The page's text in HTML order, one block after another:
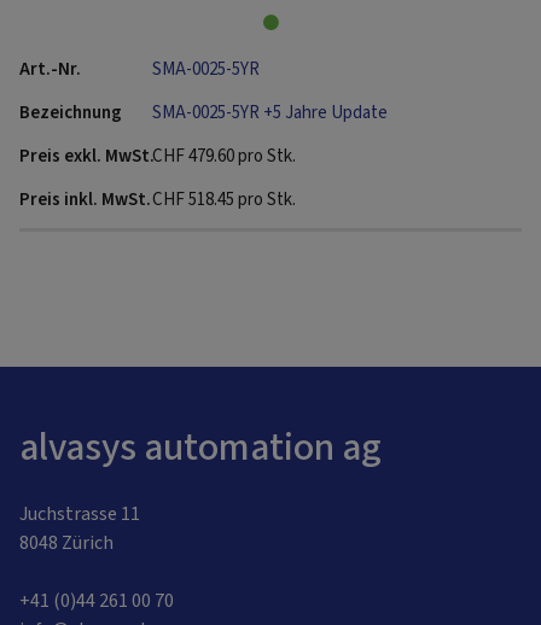
SMA-0025-5YR
SMA-0025-5YR +5 Jahre Update
CHF479.60pro Stk.
CHF518.45pro Stk.
alvasys automation ag
Juchstrasse 11
8048 Zürich
+41 (0)44 261 00 70